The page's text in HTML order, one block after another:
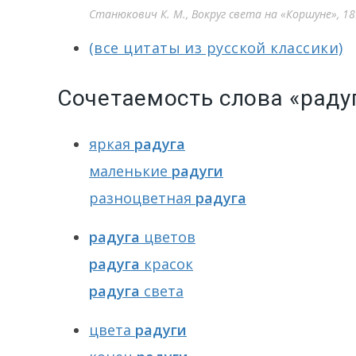
Станюкович К. М., Вокруг света на «Коршуне»,
(все цитаты из русской классики)
Сочетаемость слова
яркая радуга
маленькие радуги
разноцветная радуга
радуга цветов
радуга красок
радуга света
цвета радуги